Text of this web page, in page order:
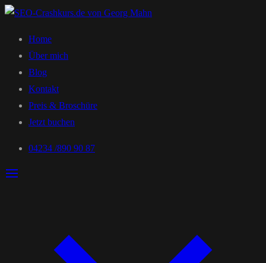
Home
Über mich
Blog
Kontakt
Preis & Broschüre
Jetzt buchen
04234 /890 90 87